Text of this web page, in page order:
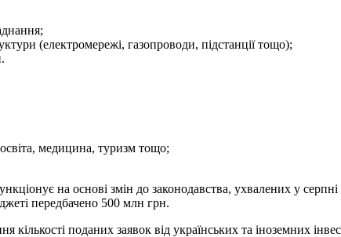
(електромережі, газопроводи, підстанції тощо);
медицина, туризм тощо;
на основі змін до законодавства, ухвалених у
передбачено 500 млн грн.
поданих заявок від українських та іноземних